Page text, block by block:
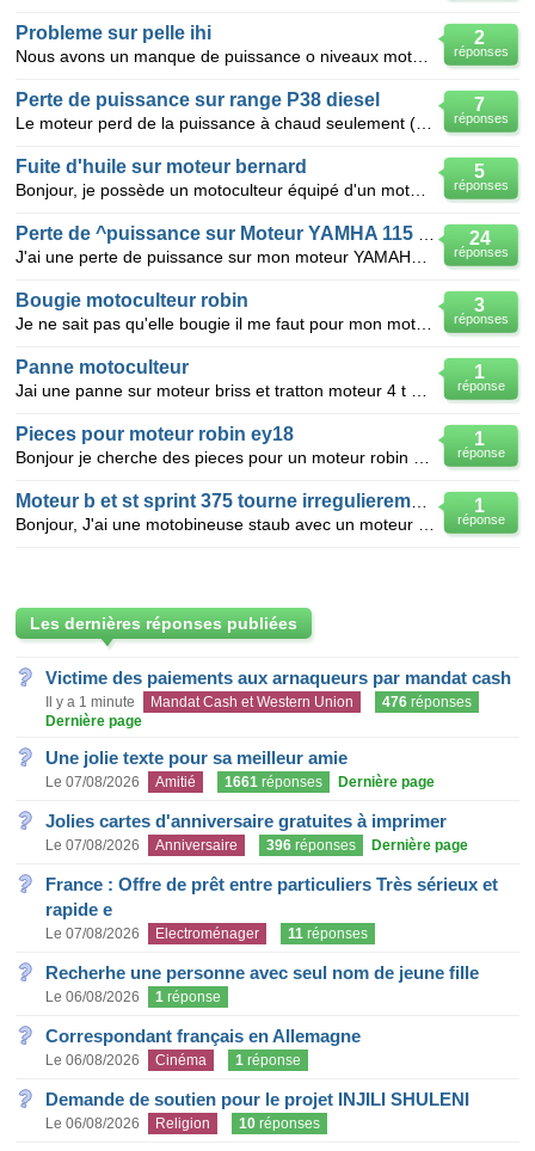
2
réponses
Probleme sur pelle ihi
7
réponses
Perte de puissance sur range P38 diesel
5
réponses
Fuite d'huile sur moteur bernard
24
réponses
3
réponses
Bougie motoculteur robin
1
réponse
Panne motoculteur
1
réponse
Pieces pour moteur robin ey18
1
réponse
Les dernières réponses publiées
Victime des paiements aux arnaqueurs par mandat cash
Il y a 1 minute Mandat Cash et Western Union 476 réponses
Dernière page
Une jolie texte pour sa meilleur amie
Le 07/08/2026 Amitié 1661 réponses Dernière page
Jolies cartes d'anniversaire gratuites à imprimer
Le 07/08/2026 Anniversaire 396 réponses Dernière page
France : Offre de prêt entre particuliers Très sérieux et
rapide e
Le 07/08/2026 Electroménager 11 réponses
Recherhe une personne avec seul nom de jeune fille
Le 06/08/2026 1 réponse
Correspondant français en Allemagne
Le 06/08/2026 Cinéma 1 réponse
Demande de soutien pour le projet INJILI SHULENI
Le 06/08/2026 Religion 10 réponses